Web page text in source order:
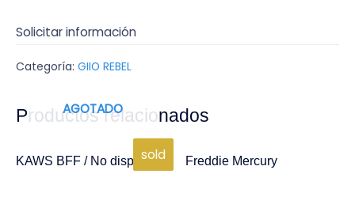
Solicitar información
Categoría: GIIO REBEL
Productos relacionados
sold
AGOTADO
KAWS BFF / No disponible Freddie Mercury